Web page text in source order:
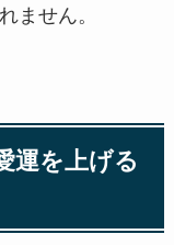
ません。
運を上げる